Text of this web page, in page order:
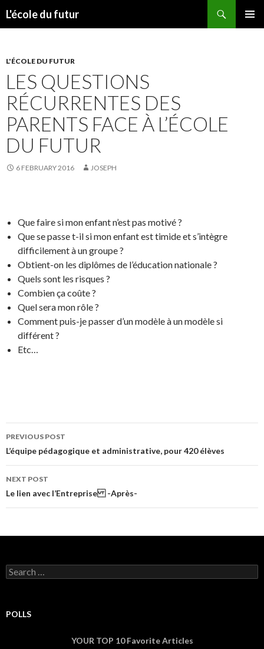
L'école du futur
L'ÉCOLE DU FUTUR
LES QUESTIONS
RÉCURRENTES DES
PARENTS FACE À L’ÉCOLE
DU FUTUR
6 FEBRUARY 2016 JOSEPH
Que faire si mon enfant n’est pas motivé ?
Que se passe t-il si mon enfant est timide et s’intègre
difficilement à un groupe ?
Obtient-on les diplômes de l’éducation nationale ?
Quels sont les risques ?
Combien ça coûte ?
Quel sera mon rôle ?
Comment puis-je passer d’un modèle à un modèle si
différent ?
Etc…
Post navigation
PREVIOUS POST
L’équipe pédagogique et administrative, pour 420 élèves
NEXT POST
Le lien avec l’Entreprise -Après-
Search for:
POLLS
YOUR TOP 10 Favorite Articles